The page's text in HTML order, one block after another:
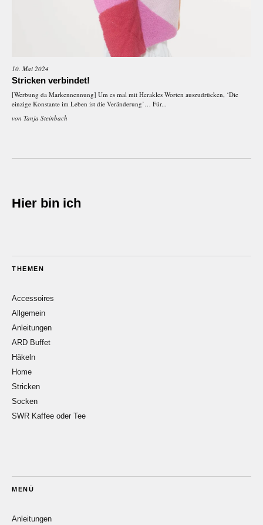
10. Mai 2024
Stricken verbindet!
[Werbung da Markennennung] Um es mal mit Herakles Worten auszudrücken, ‘Die
einzige Konstante im Leben ist die Veränderung’… Für...
von Tanja Steinbach
Hier bin ich
THEMEN
Accessoires
Allgemein
Anleitungen
ARD Buffet
Häkeln
Home
Stricken
Socken
SWR Kaffee oder Tee
MENÜ
Anleitungen